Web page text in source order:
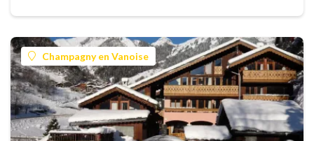
Champagny en Vanoise